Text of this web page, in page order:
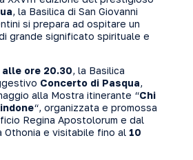
, la Basilica di San Giovanni
si prepara ad ospitare un
grande significato spirituale e
ore 20.30, la Basilica
Concerto di Pasqua,
alla Mostra itinerante “Chi
“, organizzata e promossa
Regina Apostolorum e dal
Othonia e visitabile fino al 10